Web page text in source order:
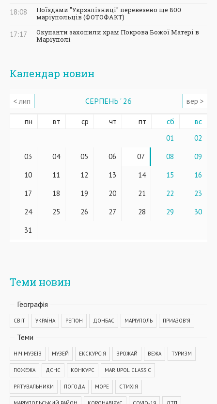
18:08
Поїздами "Укрзалізниці" перевезено ще 800
маріупольців (ФОТОФАКТ)
17:17
Окупанти захопили храм Покрова Божої Матері в
Маріуполі
Календар новин
< лип СЕРПЕНЬ ' 26 вер >
пн вт ср чт пт сб вс
01
02
03
04 05 06 07 08
09
10
11 12 13 14 15
16
17
18 19 20 21 22
23
24
25 26 27 28 29
30
31
Теми новин
Географiя
СВІТ УКРАЇНА РЕГІОН ДОНБАС МАРІУПОЛЬ ПРИАЗОВ'Я
Теми
НІЧ МУЗЕЇВ МУЗЕЙ ЕКСКУРСІЯ ВРОЖАЙ ВЕЖА ТУРИЗМ
ПОЖЕЖА ДСНС КОНКУРС MARIUPOL CLASSIC
РЯТУВАЛЬНИКИ ПОГОДА МОРЕ СТИХІЯ